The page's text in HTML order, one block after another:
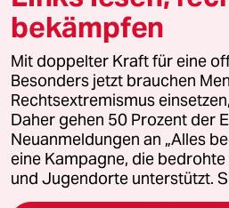
fernverbindung
klima update°
Mauerecho
Freie Rede
bekämpfen
Mit doppelter Kraft für eine
Besonders jetzt brauchen
Rechtsextremismus
Daher gehen 50 Prozent der
Neuanmeldungen an „Alles
eine Kampagne, die
und Jugendorte unterstützt.